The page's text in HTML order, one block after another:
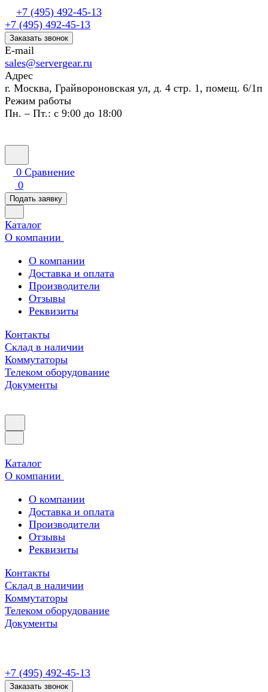
+7 (495) 492-45-13
+7 (495) 492-45-13
Заказать звонок
E-mail
sales@servergear.ru
Адрес
г. Москва, Грайвороновская ул, д. 4 стр. 1, помещ. 6/1п
Режим работы
Пн. – Пт.: с 9:00 до 18:00
0 Сравнение
0
Подать заявку
Каталог
О компании
О компании
Доставка и оплата
Производители
Отзывы
Реквизиты
Контакты
Склад в наличии
Коммутаторы
Телеком оборудование
Документы
Каталог
О компании
О компании
Доставка и оплата
Производители
Отзывы
Реквизиты
Контакты
Склад в наличии
Коммутаторы
Телеком оборудование
Документы
+7 (495) 492-45-13
Заказать звонок